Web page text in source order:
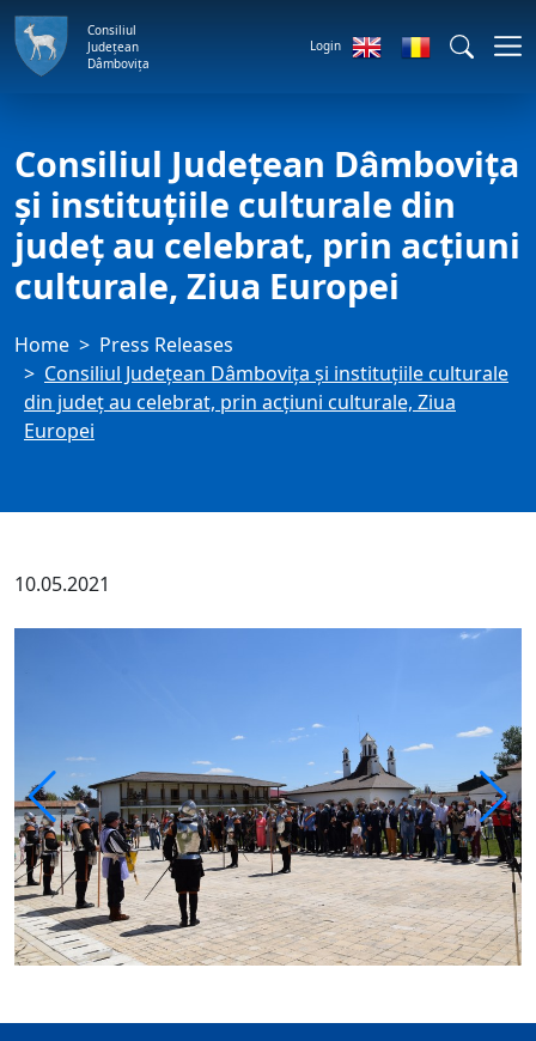
Consiliul
Județean
Dâmbovița
Login
Consiliul Județean Dâmbovița
și instituțiile culturale din
județ au celebrat, prin acțiuni
culturale, Ziua Europei
Home
Press Releases
Consiliul Județean Dâmbovița și instituțiile culturale
din județ au celebrat, prin acțiuni culturale, Ziua
Europei
10.05.2021